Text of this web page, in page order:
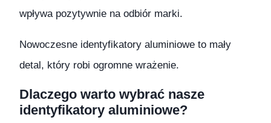
wpływa pozytywnie na odbiór marki.
Nowoczesne identyfikatory aluminiowe to mały
detal, który robi ogromne wrażenie.
Dlaczego warto wybrać nasze
identyfikatory aluminiowe?